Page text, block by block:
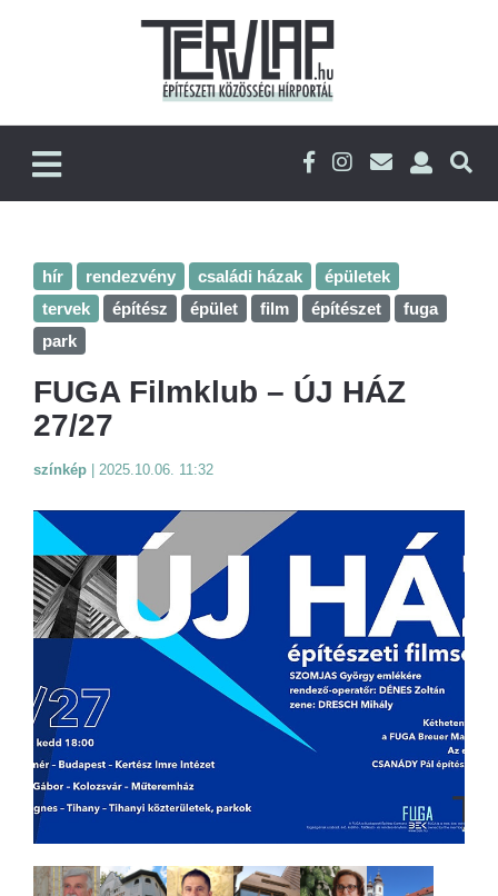
hír rendezvény családi házak
épületek
tervek
építész épület film építészet
fuga
park
FUGA Filmklub – ÚJ HÁZ
27/27
színkép 2025.10.06. 11:32